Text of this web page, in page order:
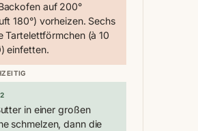
auf 200°
180°) vorheizen. Sechs
Tartelettförmchen (à 10
einfetten.
in einer großen
schmelzen, dann die